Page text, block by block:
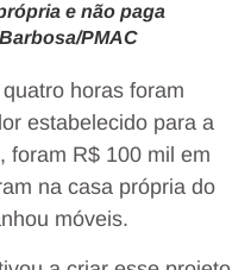
e não paga
PMAC
horas foram
estabelecido para a
foram R$ 100 mil em
na casa própria do
móveis.